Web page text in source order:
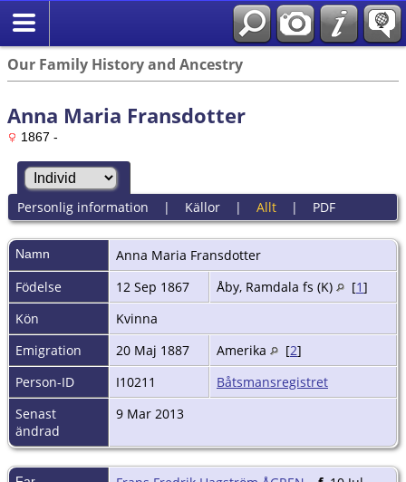
Our Family History and Ancestry
Anna Maria Fransdotter
1867 -
Personlig information | Källor| Allt| PDF
Namn Anna Maria Fransdotter
Födelse
12 Sep 1867 Åby, Ramdala fs (K) [1]
Kön
Kvinna
Emigration
20 Maj 1887 Amerika [2]
Person-ID
I10211
Båtsmansregistret
Senast
ändrad
9 Mar 2013